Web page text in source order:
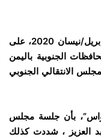
شدد مجلس الوزراء السعودي، الثلاثاء 28 إبريل/نيسان 2020، على
الجنوبية باليمن
الانتقالي الجنوبي
“واس”، بأن جلسة مجلس
العزيز ، شددت كذلك